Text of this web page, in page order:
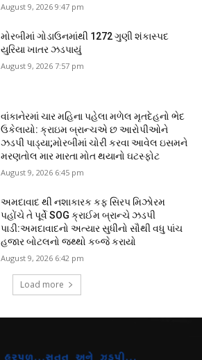
August 9, 2026 9:47 pm
મોરબીમાં ગોડાઉનમાંથી 1272 ગુણી શંકાસ્પદ
યુરિયા ખાતર ઝડપાયું
August 9, 2026 7:57 pm
વાંકાનેરમાં ચાર મહિના પહેલા મળેલ મૃતદેહનો ભેદ
ઉકેલાયો: ક્રાઇમ બ્રાન્ચએ છ આરોપીઓને
ઝડપી પાડ્યા;મોરબીમાં ચોરી કરવા આવેલ ઇસમને
મરણતોલ માર મારતા મોત થયાનો ઘટસ્ફોટ
August 9, 2026 6:45 pm
અમદાવાદ થી નશાકારક કફ સિરપ મિઝોરમ
પહોંચે તે પૂર્વે SOG ક્રાઈમ બ્રાન્ચે ઝડપી
પાડી:અમદાવાદનો અત્યાર સુધીનો સૌથી વધુ પાંચ
હજાર બોટલનો જથ્થો કબ્જે કરાયો
August 9, 2026 6:42 pm
Load more